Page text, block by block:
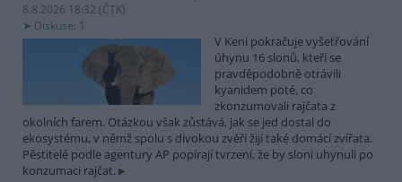
8.8.2026 18:32 (ČTK)
Diskuse: 1
V Keni pokračuje vyšetřování
úhynu 16 slonů, kteří se
pravděpodobně otrávili
kyanidem poté, co
zkonzumovali rajčata z
okolních farem. Otázkou však zůstává, jak se jed dostal do
ekosystému, v němž spolu s divokou zvěří žijí také domácí zvířata.
Pěstitelé podle agentury AP popírají tvrzení, že by sloni uhynuli po
konzumaci rajčat.